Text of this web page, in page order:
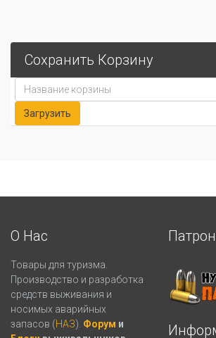
Сохранить Корзину
О Нас
Товары для туризма.
Производство и разработка
средств выживания и
носимых аварийных
запасов (НАЗ). Форум и